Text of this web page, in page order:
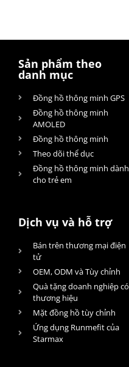
Sản phẩm theo
danh mục
Đồng hồ thông minh GPS
Đồng hồ thông minh
AMOLED
Đồng hồ thông minh
Theo dõi thể dục
Đồng hồ thông minh dành
cho trẻ em
Dịch vụ và hỗ trợ
Bán trên thương mại điện
tử
OEM, ODM và Tùy chỉnh
Quà tặng doanh nghiệp có
thương hiệu
Mặt đồng hồ tùy chỉnh
Ứng dụng Runmefit của
Starmax